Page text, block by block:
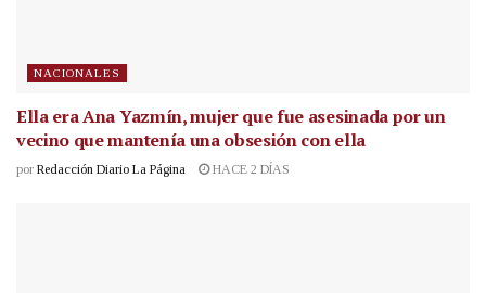
NACIONALES
Ella era Ana Yazmín, mujer que fue asesinada por un
vecino que mantenía una obsesión con ella
por Redacción Diario La Página HACE 2 DÍAS